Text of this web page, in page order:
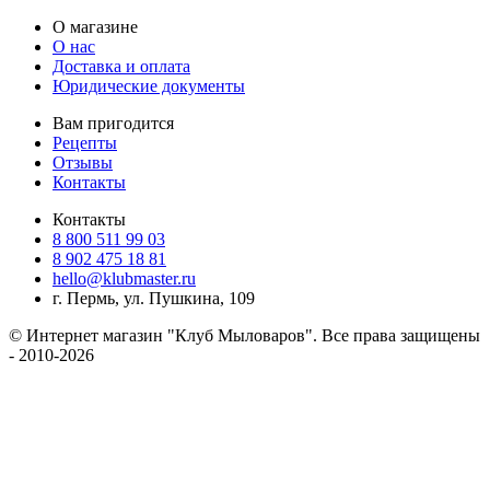
О магазине
О нас
Доставка и оплата
Юридические документы
Вам пригодится
Рецепты
Отзывы
Контакты
Контакты
8 800 511 99 03
8 902 475 18 81
hello@klubmaster.ru
г. Пермь, ул. Пушкина, 109
© Интернет магазин "Клуб Мыловаров". Все права защищены
- 2010-2026